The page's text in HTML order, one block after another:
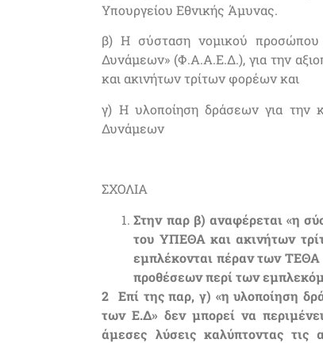
Υπουργείου Εθνικής Άμυνας.
β) Η σύσταση νομικού προσώπου
Δυνάμεων» (Φ.Α.Α.Ε.Δ.), για την
και ακινήτων τρίτων φορέων και
γ) Η υλοποίηση δράσεων για την
Δυνάμεων
ΣΧΟΛΙΑ
Στην παρ β) αναφέρεται «η
του ΥΠΕΘΑ και ακινήτων
εμπλέκονται πέραν των ΤΕΘΑ
προθέσεων περί των
2 Επί της παρ, γ) «η υλοποίηση
των Ε.Δ» δεν μπορεί να
άμεσες λύσεις καλύπτοντας τις